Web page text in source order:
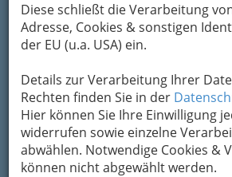
Diese schließt die Verarbeitung
Adresse, Cookies & sonstigen
der EU (u.a. USA) ein.
Details zur Verarbeitung Ihrer
Rechten finden Sie in der
Hier können Sie Ihre Einwilligung
widerrufen sowie einzelne
abwählen. Notwendige Cookies &
können nicht abgewählt werden.